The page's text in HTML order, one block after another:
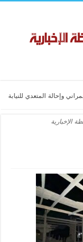
وإحالة المتعدي للنيابة
الإخبارية